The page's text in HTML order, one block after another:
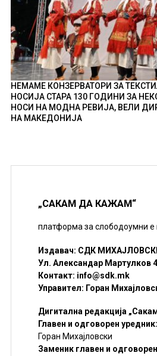
НЕМАМЕ КОНЗЕРВАТОРИ ЗА
НОСИЈА СТАРА 130 ГОДИНИ ЗА
НОСИ НА МОДНА РЕВИЈА, ВЕЛИ
НА МАКЕДОНИЈА
„САКАМ ДА КАЖАМ“
платформа за слободоумни е
Издавач: СДК
Ул. Александар Мартулков
Контакт: info@sdk.mk
Управител: Горан
Дигитална редакција
Главен и одговорен уредник:
Горан Михајловски
Заменик главен и